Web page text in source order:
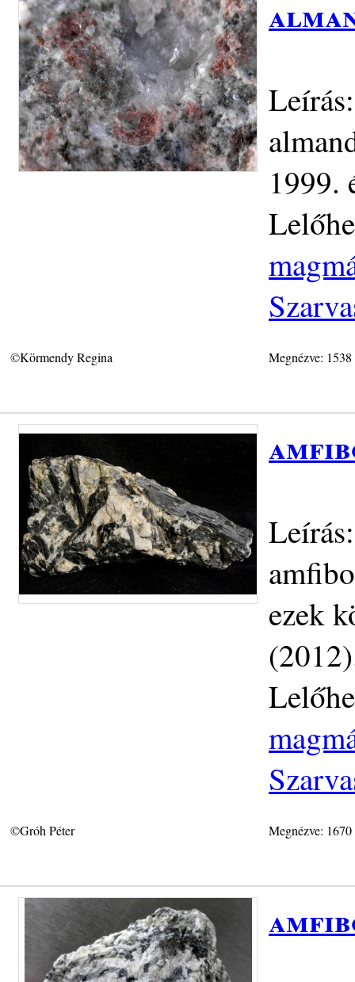
1999.
©Körmendy Regina Megnézve:
ezek
©Gróh Péter Megnézve: